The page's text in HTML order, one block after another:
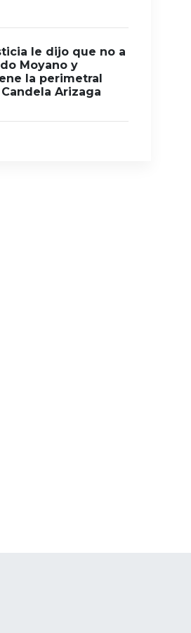
le dijo que no a
Moyano y
la perimetral
Arizaga